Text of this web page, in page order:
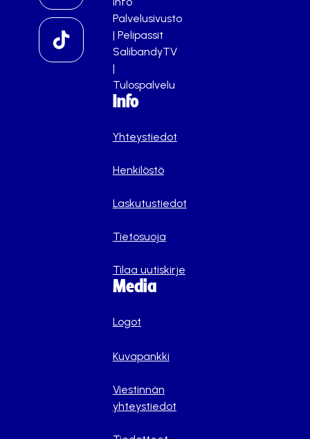
Palvelusivusto
| Pelipassit
SalibandyTV
|
Tulospalvelu
Info
Yhteystiedot
Henkilöstö
Laskutustiedot
Tietosuoja
Tilaa uutiskirje
Media
Logot
Kuvapankki
Viestinnän
yhteystiedot